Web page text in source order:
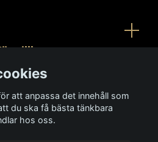
köp
att anpassa det innehåll som
du ska få bästa tänkbara
hos oss.